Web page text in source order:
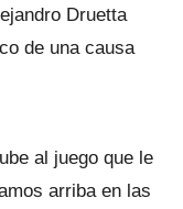
Druetta
de una causa
al juego que le
arriba en las